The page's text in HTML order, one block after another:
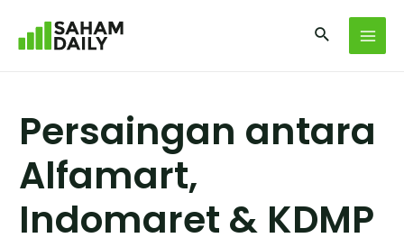
Persaingan antara
Alfamart,
Indomaret & KDMP